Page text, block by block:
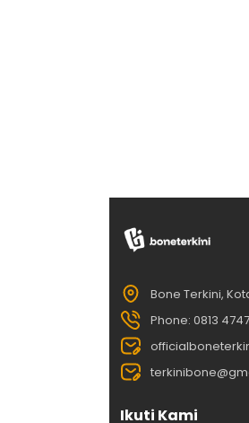
Bone Terkini,
Phone: 0813
Ikuti Kami